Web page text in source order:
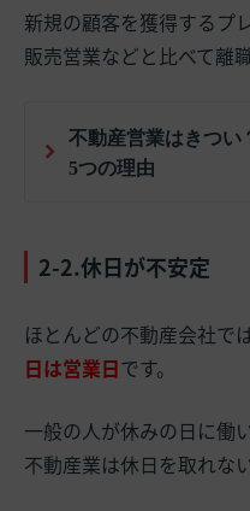
新規の顧客を獲得するプ
販売営業などと比べて離
不動産営業はきつい
5つの理由
2-2.休日が不安定
ほとんどの不動産会社では
日は営業日です。
一般の人が休みの日に働
不動産業は休日を取れな